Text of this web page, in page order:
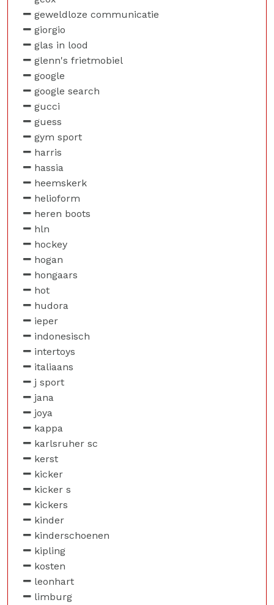
geweldloze communicatie
giorgio
glas in lood
glenn's frietmobiel
google
google search
gucci
guess
gym sport
harris
hassia
heemskerk
helioform
heren boots
hln
hockey
hogan
hongaars
hot
hudora
ieper
indonesisch
intertoys
italiaans
j sport
jana
joya
kappa
karlsruher sc
kerst
kicker
kicker s
kickers
kinder
kinderschoenen
kipling
kosten
leonhart
limburg